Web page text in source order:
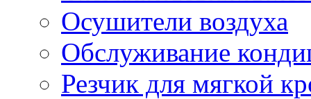
Осушители воздуха
Обслуживание
Резчик для мягкой